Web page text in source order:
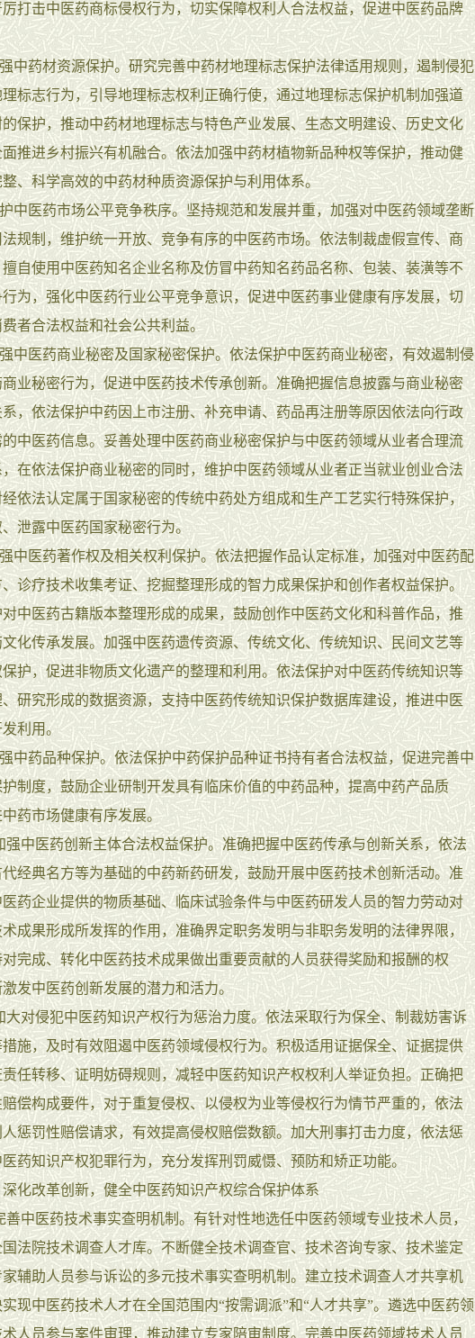
打击中医药商标侵权行为，切实保障权利人合法权益，促进中医药品牌
材资源保护。研究完善中药材地理标志保护法律适用规则，遏制侵犯
标志行为，引导地理标志权利正确行使，通过地理标志保护机制加强道
保护，推动中药材地理标志与特色产业发展、生态文明建设、历史文化
推进乡村振兴有机融合。依法加强中药材植物新品种权等保护，推动健
、科学高效的中药材种质资源保护与利用体系。
药市场公平竞争秩序。坚持规范和发展并重，加强对中医药领域垄断
规制，维护统一开放、竞争有序的中医药市场。依法制裁虚假宣传、商
自使用中医药知名企业名称及仿冒中药知名药品名称、包装、装潢等不
为，强化中医药行业公平竞争意识，促进中医药事业健康有序发展，切
者合法权益和社会公共利益。
医药商业秘密及国家秘密保护。依法保护中医药商业秘密，有效遏制侵
业秘密行为，促进中医药技术传承创新。准确把握信息披露与商业秘密
，依法保护中药因上市注册、补充申请、药品再注册等原因依法向行政
中医药信息。妥善处理中医药商业秘密保护与中医药领域从业者合理流
在依法保护商业秘密的同时，维护中医药领域从业者正当就业创业合法
依法认定属于国家秘密的传统中药处方组成和生产工艺实行特殊保护，
泄露中医药国家秘密行为。
药著作权及相关权利保护。依法把握作品认定标准，加强对中医药配
诊疗技术收集考证、挖掘整理形成的智力成果保护和创作者权益保护。
中医药古籍版本整理形成的成果，鼓励创作中医药文化和科普作品，推
化传承发展。加强中医药遗传资源、传统文化、传统知识、民间文艺等
护，促进非物质文化遗产的整理和利用。依法保护对中医药传统知识等
研究形成的数据资源，支持中医药传统知识保护数据库建设，推进中医
利用。
品种保护。依法保护中药保护品种证书持有者合法权益，促进完善中
制度，鼓励企业研制开发具有临床价值的中药品种，提高中药产品质
药市场健康有序发展。
医药创新主体合法权益保护。准确把握中医药传承与创新关系，依法
经典名方等为基础的中药新药研发，鼓励开展中医药技术创新活动。准
药企业提供的物质基础、临床试验条件与中医药研发人员的智力劳动对
成果形成所发挥的作用，准确界定职务发明与非职务发明的法律界限，
完成、转化中医药技术成果做出重要贡献的人员获得奖励和报酬的权
发中医药创新发展的潜力和活力。
侵犯中医药知识产权行为惩治力度。依法采取行为保全、制裁妨害诉
施，及时有效阻遏中医药领域侵权行为。积极适用证据保全、证据提供
任转移、证明妨碍规则，减轻中医药知识产权权利人举证负担。正确把
偿构成要件，对于重复侵权、以侵权为业等侵权行为情节严重的，依法
惩罚性赔偿请求，有效提高侵权赔偿数额。加大刑事打击力度，依法惩
药知识产权犯罪行为，充分发挥刑罚威慑、预防和矫正功能。
改革创新，健全中医药知识产权综合保护体系
医药技术事实查明机制。有针对性地选任中医药领域专业技术人员，
法院技术调查人才库。不断健全技术调查官、技术咨询专家、技术鉴定
辅助人员参与诉讼的多元技术事实查明机制。建立技术调查人才共享机
现中医药技术人才在全国范围内“按需调派”和“人才共享”。遴选中医药领
人员参与案件审理，推动建立专家陪审制度。完善中医药领域技术人员